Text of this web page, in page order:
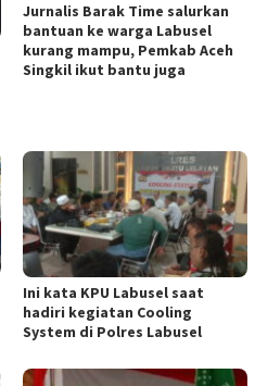
Jurnalis Barak Time salurkan
bantuan ke warga Labusel
kurang mampu, Pemkab Aceh
Singkil ikut bantu juga
Ini kata KPU Labusel saat
hadiri kegiatan Cooling
System di Polres Labusel